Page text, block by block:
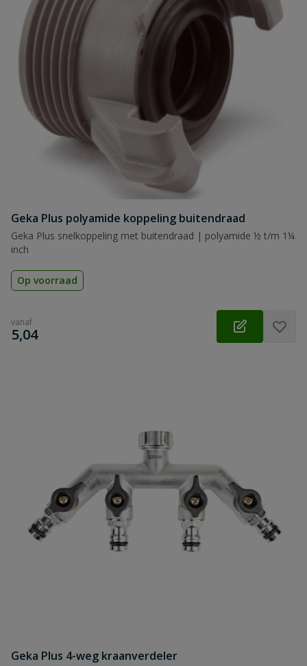
Geka Plus polyamide koppeling buitendraad
Geka Plus snelkoppeling met buitendraad | polyamide ½ t/m 1¼
inch
Op voorraad
vanaf
€
5,04
Geka Plus 4-weg kraanverdeler